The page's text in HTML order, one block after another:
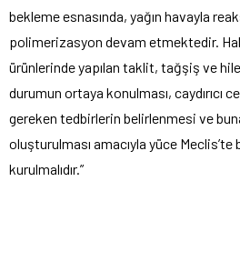
bekleme esnasında, yağın havayla
polimerizasyon devam etmektedir.
ürünlerinde yapılan taklit, tağşiş ve
durumun ortaya konulması, caydırıcı
gereken tedbirlerin belirlenmesi ve
oluşturulması amacıyla yüce
kurulmalıdır.”